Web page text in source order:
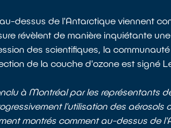
dessus de l'Antarctique viennent
révèlent de manière inquiétante
des scientifiques, la
de la couche d'ozone est signé
à Montréal par les représentants
l'utilisation des
montrés comment au-dessus de